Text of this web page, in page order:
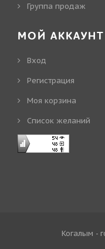
Группа продаж
МОЙ АККАУНТ
Вход
Регистрация
Моя корзина
Cписок желаний
Когалым -